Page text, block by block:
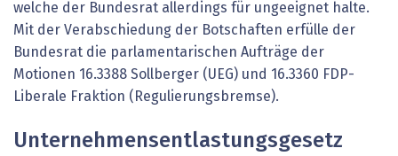
welche der Bundesrat allerdings für ungeeignet halte.
Mit der Verabschiedung der Botschaften erfülle der
Bundesrat die parlamentarischen Aufträge der
Motionen 16.3388 Sollberger (UEG) und 16.3360 FDP-
Liberale Fraktion (Regulierungsbremse).
Unternehmensentlastungsgesetz